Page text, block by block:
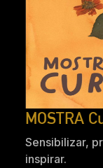
MOSTRA
Sensibilizar,
inspirar.